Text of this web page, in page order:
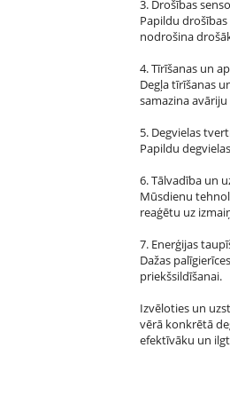
3. Drošības
Papildu
nodrošina
4. Tīrīšanas un
Degļa tīrīšanas
samazina
5. Degvielas
Papildu
6. Tālvadība un
Mūsdienu
reaģētu uz
7. Enerģijas
Dažas
priekšsildīšanai.
Izvēloties un
vērā konkrētā
efektīvāku un